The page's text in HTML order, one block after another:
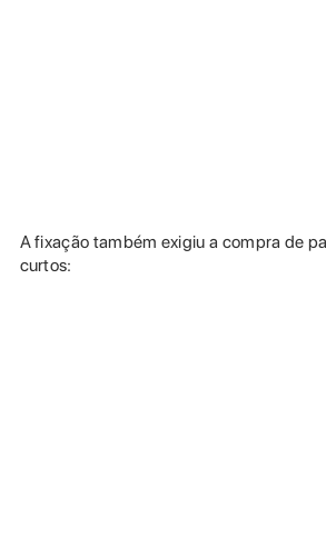
A fixação também exigiu a compra de
curtos: